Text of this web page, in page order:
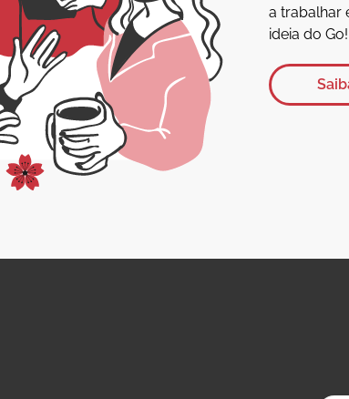
a trabalhar
ideia do